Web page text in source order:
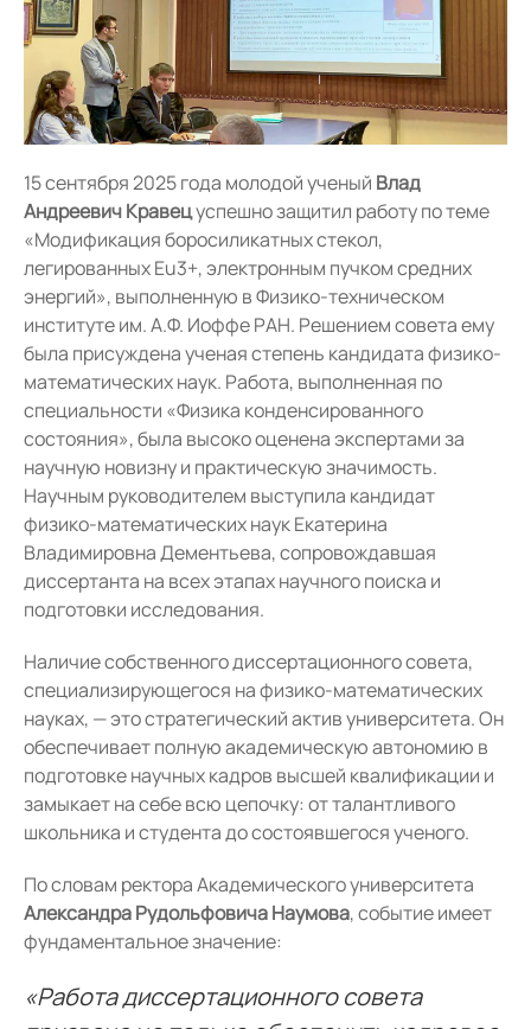
15 сентября 2025 года молодой ученый Влад
Андреевич Кравецуспешно защитил работу по теме
«Модификация боросиликатных стекол,
легированных Eu3+, электронным пучком средних
энергий», выполненную в Физико-техническом
институте им. А.Ф. Иоффе РАН. Решением совета ему
была присуждена ученая степень кандидата физико-
математических наук. Работа, выполненная по
специальности «Физика конденсированного
состояния», была высоко оценена экспертами за
научную новизну и практическую значимость.
Научным руководителем выступила кандидат
физико-математических наук Екатерина
Владимировна Дементьева, сопровождавшая
диссертанта на всех этапах научного поиска и
подготовки исследования.
Наличие собственного диссертационного совета,
специализирующегося на физико-математических
науках, — это стратегический актив университета. Он
обеспечивает полную академическую автономию в
подготовке научных кадров высшей квалификации и
замыкает на себе всю цепочку: от талантливого
школьника и студента до состоявшегося ученого.
По словам ректора Академического университета
Александра Рудольфовича Наумова, событие имеет
фундаментальное значение:
«Работа диссертационного совета